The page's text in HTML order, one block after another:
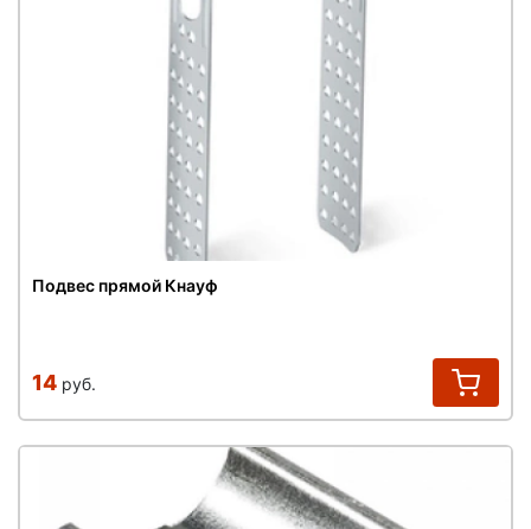
Подвес прямой Кнауф
14 руб.